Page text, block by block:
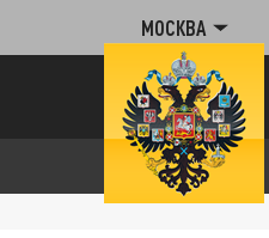
МОСКВА